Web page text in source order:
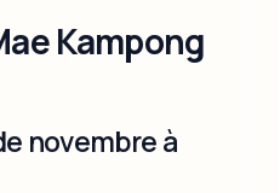
Kampong
novembre à